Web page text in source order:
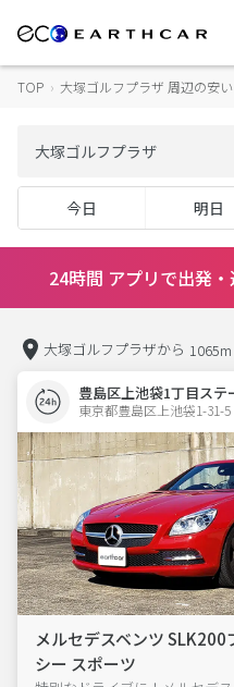
TOP › 大塚ゴルフプラザ 周辺の安
今日 明日
24時間 アプリで出発
大塚ゴルフプラザから 1065m
豊島区上池袋1丁目ステ
東京都豊島区上池袋1-31-
メルセデスベンツ
シー スポーツ